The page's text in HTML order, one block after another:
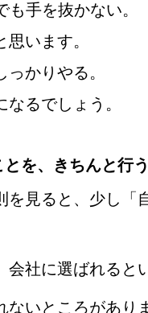
手を抜かない。
います。
かりやる。
るでしょう。
を、きちんと行
見ると、少し「
社に選ばれると
いところがあり